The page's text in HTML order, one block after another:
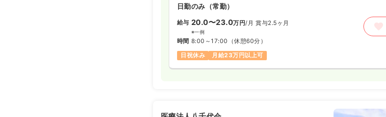
日勤のみ（常勤）
給与 20.0〜23.0万円/月 賞与2.5ヶ月
※一例
時間 8:00～17:00 （休憩60分）
日祝休み
月給23万円以上可